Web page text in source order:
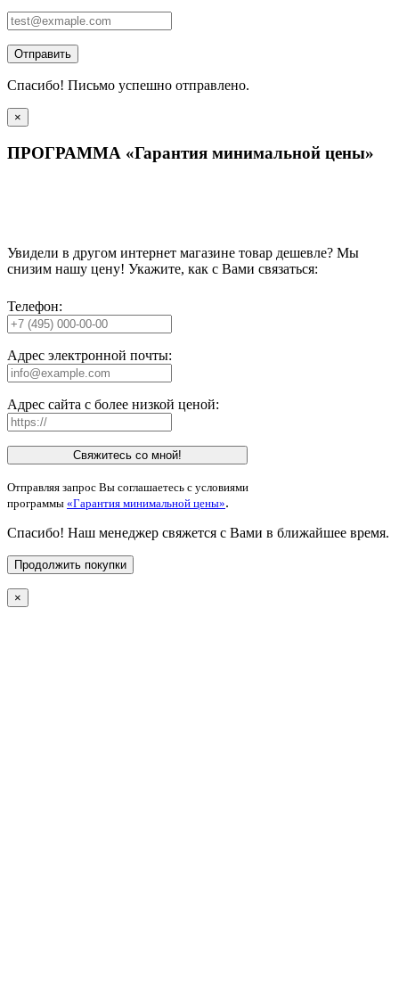
Отправить
Спасибо! Письмо успешно отправлено.
×
ПРОГРАММА «Гарантия минимальной цены»
Увидели в другом интернет магазине товар дешевле? Мы
снизим нашу цену! Укажите, как с Вами связаться:
Телефон:
Адрес электронной почты:
Адрес сайта с более низкой ценой:
Свяжитесь со мной!
Отправляя запрос Вы соглашаетесь с условиями
программы «Гарантия минимальной цены».
Спасибо! Наш менеджер свяжется с Вами в ближайшее время.
Продолжить покупки
×